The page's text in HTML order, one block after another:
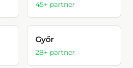
45+ partner
Győr
28+ partner